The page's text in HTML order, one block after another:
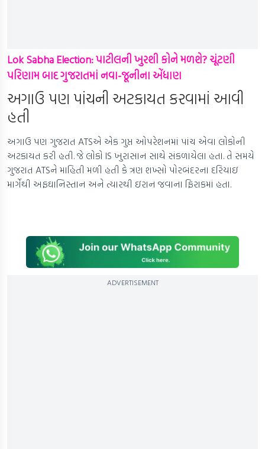
Lok Sabha Election: પાટીલની ખુરશી કોને મળશે? ચૂંટણી
પરિણામ બાદ ગુજરાતમાં નવા-જૂનીના એંધાણ
અગાઉ પણ પાંચની અટકાયત કરવામાં આવી
હતી
અગાઉ પણ ગુજરાત ATSએ એક ગુપ્ત ઓપરેશનમાં પાંચ એવા લોકોની
અટકાયત કરી હતી. જે લોકો IS ખુરાસાન સાથે સંકળાયેલા હતા. તે સમયે
ગુજરાત ATSને માહિતી મળી હતી કે ત્રણ શખ્સો પોરબંદરના દરિયાઇ
માર્ગેથી અફઘાનિસ્તાન અને ત્યારથી ઇરાન જવાના ફિરાકમાં હતા.
ADVERTISEMENT